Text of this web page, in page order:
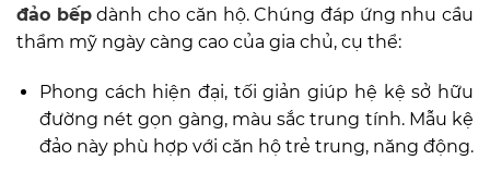
đảo bếpdành cho căn hộ. Chúng đáp ứng nhu cầu
thẩm mỹ ngày càng cao của gia chủ, cụ thể:
Phong cách hiện đại, tối giản giúp hệ kệ sở hữu
đường nét gọn gàng, màu sắc trung tính. Mẫu kệ
đảo này phù hợp với căn hộ trẻ trung, năng động.